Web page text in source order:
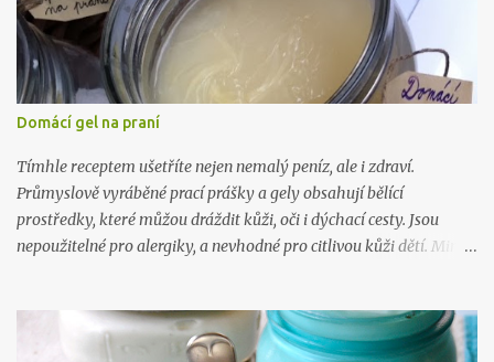
Domácí gel na praní
Tímhle receptem ušetříte nejen nemalý peníz, ale i zdraví.
Průmyslově vyráběné prací prášky a gely obsahují bělící
prostředky, které můžou dráždit kůži, oči i dýchací cesty. Jsou
nepoužitelné pro alergiky, a nevhodné pro citlivou kůži dětí. Mimo
potřebovat: 1 mýdlo na praní ( Marsejské , Jelen) 300 gr práškové
sody na praní (seženete ZDE ) 15 kapek esenciálního oleje dle